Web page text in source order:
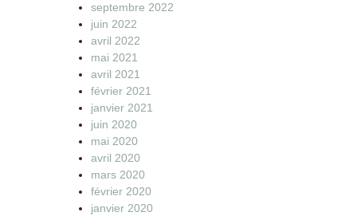
septembre 2022
juin 2022
avril 2022
mai 2021
avril 2021
février 2021
janvier 2021
juin 2020
mai 2020
avril 2020
mars 2020
février 2020
janvier 2020